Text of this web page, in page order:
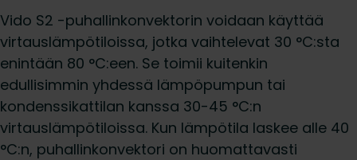
Vido S2 -puhallinkonvektorin voidaan käyttää
virtauslämpötiloissa, jotka vaihtelevat 30 °C:sta
enintään 80 °C:een. Se toimii kuitenkin
edullisimmin yhdessä lämpöpumpun tai
kondenssikattilan kanssa 30-45 °C:n
virtauslämpötiloissa. Kun lämpötila laskee alle 40
°C:n, puhallinkonvektori on huomattavasti